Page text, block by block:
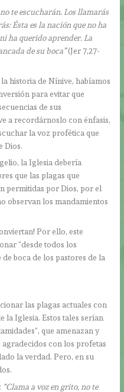
te escucharán. Los llamarás
Ésta es la nación que no ha
ha querido aprender. La
de su boca”(Jer 7,27-
historia de Nínive, habíamos
para evitar que
de sus
a recordárnoslo con énfasis,
la voz profética que
Dios.
la Iglesia debería
que las plagas que
permitidas por Dios, por el
observan los mandamientos
Por ello, este
“desde todos los
de boca de los pastores de la
las plagas actuales con
la Iglesia. Estos tales serían
que amenazan y
con los profetas
la verdad. Pero, en su
“Clama a voz en grito, no te